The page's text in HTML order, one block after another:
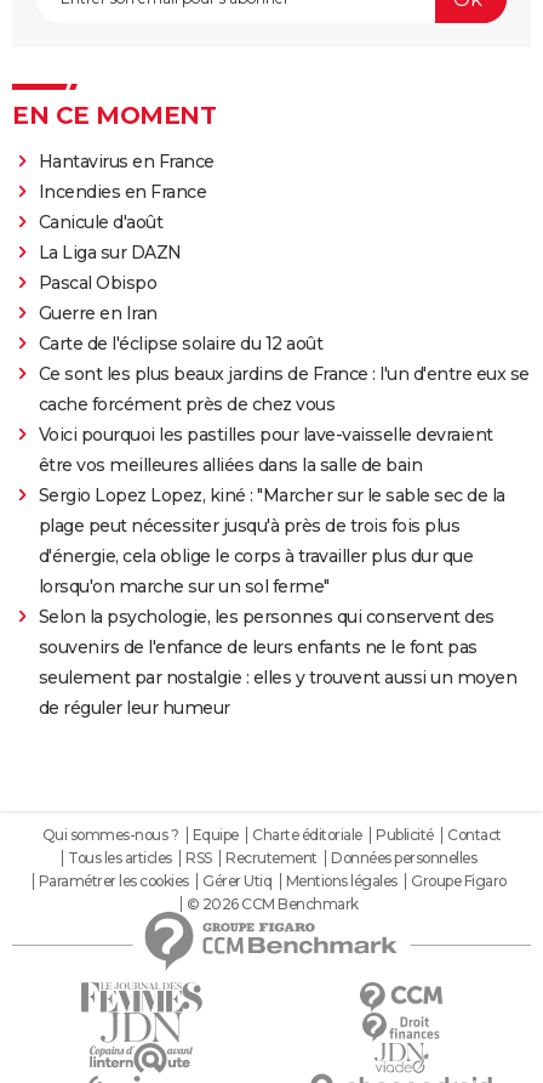
EN CE MOMENT
Hantavirus en France
Incendies en France
Canicule d'août
La Liga sur DAZN
Pascal Obispo
Guerre en Iran
Carte de l'éclipse solaire du 12 août
Ce sont les plus beaux jardins de France : l'un d'entre eux se
cache forcément près de chez vous
Voici pourquoi les pastilles pour lave-vaisselle devraient
être vos meilleures alliées dans la salle de bain
Sergio Lopez Lopez, kiné : "Marcher sur le sable sec de la
plage peut nécessiter jusqu'à près de trois fois plus
d'énergie, cela oblige le corps à travailler plus dur que
lorsqu'on marche sur un sol ferme"
Selon la psychologie, les personnes qui conservent des
souvenirs de l'enfance de leurs enfants ne le font pas
seulement par nostalgie : elles y trouvent aussi un moyen
de réguler leur humeur
Qui sommes-nous ? Equipe Charte éditoriale Publicité
Contact
Tous les articles
RSS Recrutement
Données personnelles
Paramétrer les cookies
Gérer Utiq Mentions légales
Groupe Figaro
© 2026 CCM Benchmark